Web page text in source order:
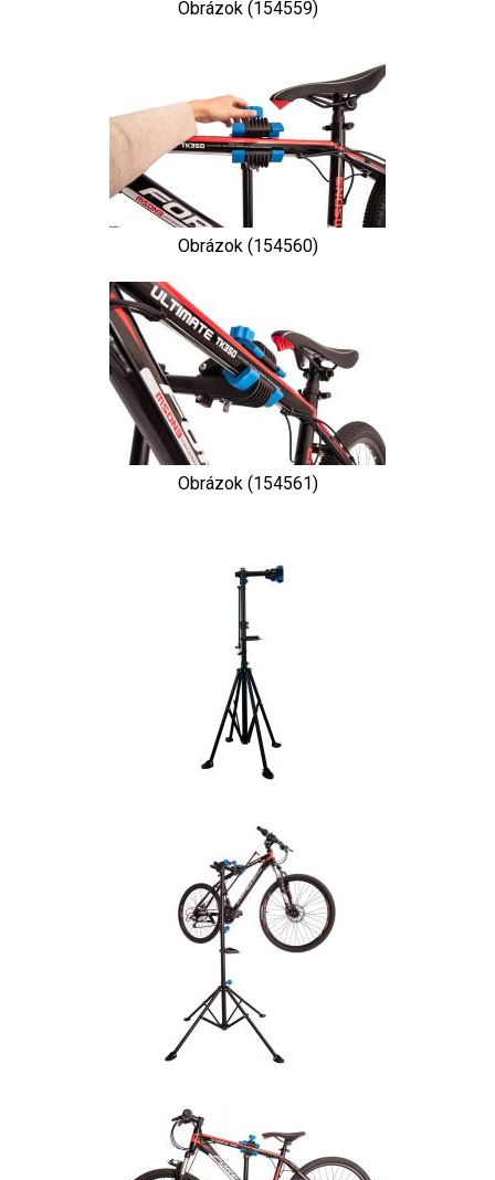
Obrázok (154559)
Obrázok (154560)
Obrázok (154561)